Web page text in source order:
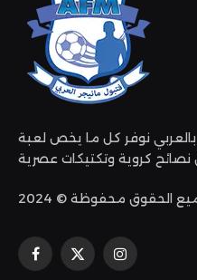
نوفر كل ما يخص لعبة
فيسبوك
X
الانستغرام